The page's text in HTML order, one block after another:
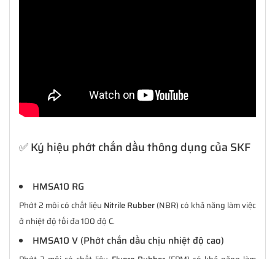
✅ Ký hiệu phớt chắn dầu thông dụng của SKF
HMSA10 RG
Phớt 2 môi có chất liệu Nitrile Rubber(NBR) có khả năng làm việc
ở nhiệt độ tối đa 100 độ C.
HMSA10 V (Phớt chắn dầu chịu nhiệt độ cao)